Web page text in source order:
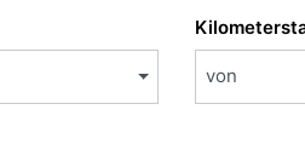
von